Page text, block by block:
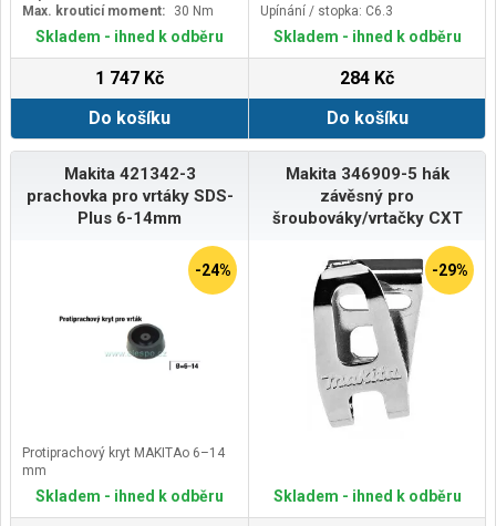
Max. krouticí moment:
30 Nm
Skladem - ihned k odběru
1 747 Kč
Do košíku
Upínání / stopka: C6.3
Skladem - ihned k odběru
284 Kč
Do košíku
Makita 421342-3
prachovka pro vrtáky SDS-
Plus 6-14mm
-24%
Protiprachový kryt MAKITAo 6–14
mm
Skladem - ihned k odběru
Makita 346909-5 hák
závěsný pro
šroubováky/vrtačky CXT
-29%
Skladem - ihned k odběru